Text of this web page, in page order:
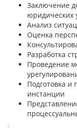
Заключение
юридических
Анализ
Оценка
Разработка
Проведение
Подготовка и
инстанции